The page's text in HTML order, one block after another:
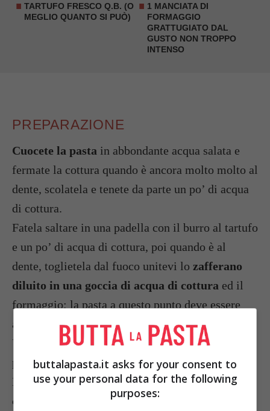
TARTUFO FRESCO Q.B. (O
MEGLIO QUANTO SI PUÒ)
1 MANCIATA DI
FORMAGGIO
GRATTUGIATO DAL
GUSTO NON TROPPO
INTENSO
PREPARAZIONE
Cuocete la pasta in abbondante acqua salata e
fermate la cottura quando è ancora molto molto al
dente, scolatela e tenete da parte un po’ di acqua
di cottura.
Fatela saltare in una padella con il burro al tartufo
e un po’ di acqua di cottura, poi quando è al
dente, toglietela dal fuoco unitevi lo zafferano
diluito in una goccia di acqua di cottura ed il
formaggio; la pasta a questo punto deve essere
ancora abbastanza umida.
Unitevi i rossi d’uovo e mescolate velocemente
per evitare che si cuociano.
Dividete la pasta in quattro piatti caldi e
completate con lamelle di tartufo
buttalapasta.it asks for your consent to
use your personal data for the following
purposes: